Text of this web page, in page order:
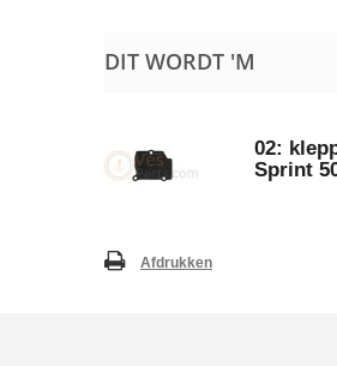
DIT WORDT 'M
02:
Sprint
Afdrukken